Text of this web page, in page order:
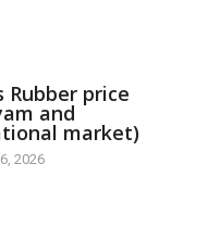
Rubber price
and
market)
2026